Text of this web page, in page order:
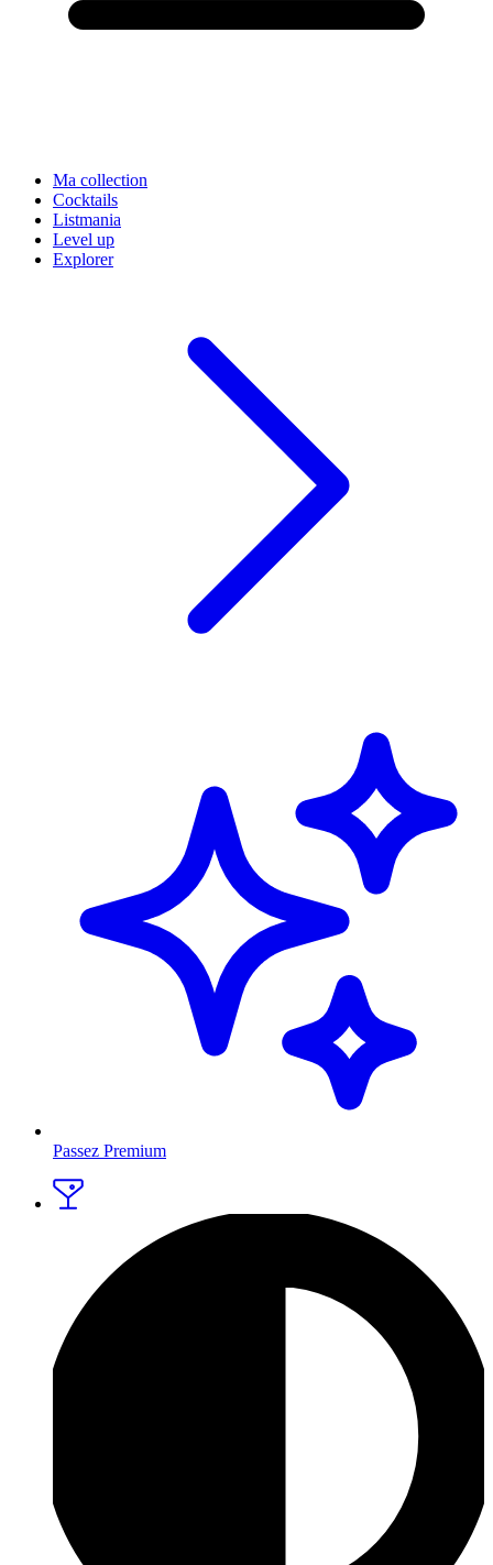
Ma collection
Cocktails
Listmania
Level up
Explorer
Passez Premium